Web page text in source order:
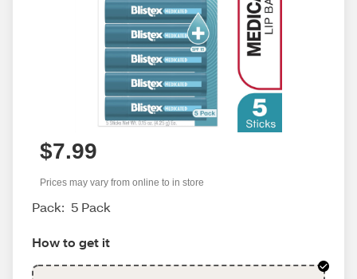
$7.99
Prices may vary from online to in store
Pack: 5 Pack
How to get it